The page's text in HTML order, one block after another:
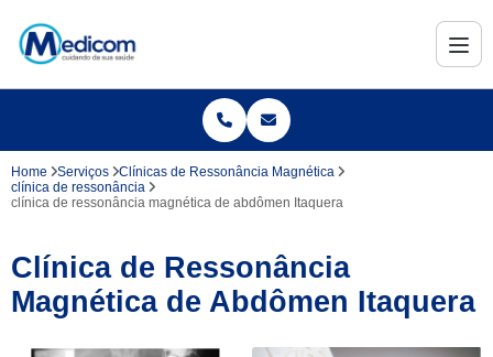
Home Serviços
Clínicas de Ressonância Magnética
clínica de ressonância
clínica de ressonância magnética de abdômen Itaquera
Clínica de Ressonância
Magnética de Abdômen Itaquera